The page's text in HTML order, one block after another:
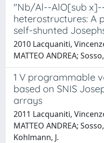
"Nb/Al--AlO[sub
heterostructures: A
self-shunted
2010 Lacquaniti,
MATTEO ANDREA;
1 V programmable
based on SNIS
arrays
2011 Lacquaniti,
MATTEO ANDREA;
Kohlmann, J.